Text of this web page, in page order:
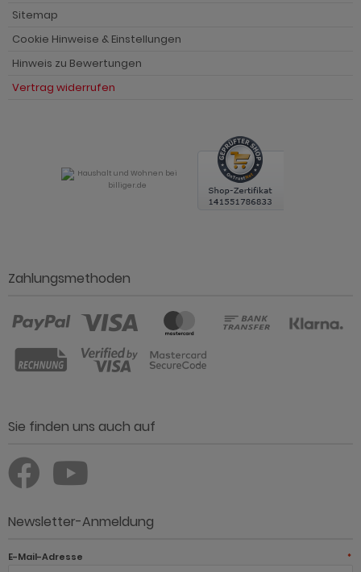
Sitemap
Cookie Hinweise & Einstellungen
Hinweis zu Bewertungen
Vertrag widerrufen
Zahlungsmethoden
Sie finden uns auch auf
Newsletter-Anmeldung
E-Mail-Adresse *